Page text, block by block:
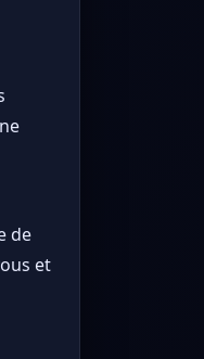
de
et